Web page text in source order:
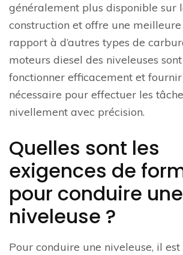
généralement plus disponible sur
construction et offre une
rapport à d’autres types de
moteurs diesel des niveleuses
fonctionner efficacement et
nécessaire pour effectuer les
nivellement avec précision.
Quelles sont les
exigences de
pour conduire une
niveleuse ?
Pour conduire une niveleuse, il